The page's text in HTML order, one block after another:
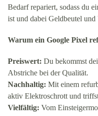
Bedarf repariert, sodass du
ist und dabei Geldbeutel
Warum ein Google Pixel
Preiswert: Du bekommst
Abstriche bei der Qualität.
Nachhaltig: Mit einem
aktiv Elektroschrott und
Vielfältig: Vom